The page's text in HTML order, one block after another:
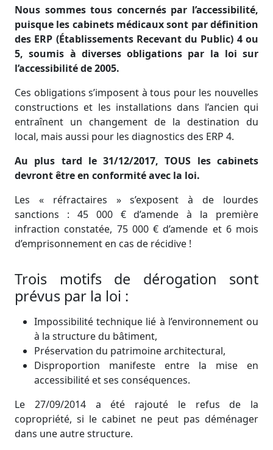
Nous sommes tous concernés par l’accessibilité,
puisque les cabinets médicaux sont par définition
des ERP (Établissements Recevant du Public) 4 ou
5, soumis à diverses obligations par la loi sur
l’accessibilité de 2005.
Ces obligations s’imposent à tous pour les nouvelles
constructions et les installations dans l’ancien qui
entraînent un changement de la destination du
local, mais aussi pour les diagnostics des ERP 4.
Au plus tard le 31/12/2017, TOUS les cabinets
devront être en conformité avec la loi.
Les « réfractaires » s’exposent à de lourdes
sanctions : 45 000 € d’amende à la première
infraction constatée, 75 000 € d’amende et 6 mois
d’emprisonnement en cas de récidive !
Trois motifs de dérogation sont
prévus par la loi :
Impossibilité technique lié à l’environnement ou
à la structure du bâtiment,
Préservation du patrimoine architectural,
Disproportion manifeste entre la mise en
accessibilité et ses conséquences.
Le 27/09/2014 a été rajouté le refus de la
copropriété, si le cabinet ne peut pas déménager
dans une autre structure.